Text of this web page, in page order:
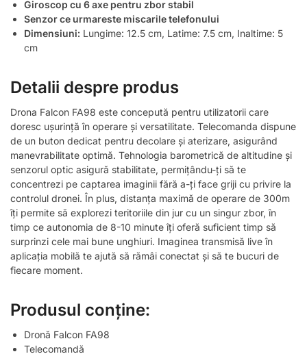
Giroscop cu 6 axe pentru zbor stabil
Senzor ce urmareste miscarile telefonului
Dimensiuni: Lungime: 12.5 cm, Latime: 7.5 cm, Inaltime: 5
cm
Detalii despre produs
Drona Falcon FA98 este concepută pentru utilizatorii care
doresc ușurință în operare și versatilitate. Telecomanda dispune
de un buton dedicat pentru decolare și aterizare, asigurând
manevrabilitate optimă. Tehnologia barometrică de altitudine și
senzorul optic asigură stabilitate, permițându-ți să te
concentrezi pe captarea imaginii fără a-ți face griji cu privire la
controlul dronei. În plus, distanța maximă de operare de 300m
îți permite să explorezi teritoriile din jur cu un singur zbor, în
timp ce autonomia de 8-10 minute îți oferă suficient timp să
surprinzi cele mai bune unghiuri. Imaginea transmisă live în
aplicația mobilă te ajută să rămâi conectat și să te bucuri de
fiecare moment.
Produsul conține:
Dronă Falcon FA98
Telecomandă